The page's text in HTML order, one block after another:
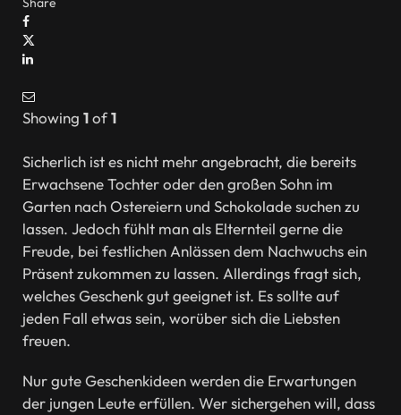
Showing 1of1
Sicherlich ist es nicht mehr angebracht, die bereits
Erwachsene Tochter oder den großen Sohn im
Garten nach Ostereiern und Schokolade suchen zu
lassen. Jedoch fühlt man als Elternteil gerne die
Freude, bei festlichen Anlässen dem Nachwuchs ein
Präsent zukommen zu lassen. Allerdings fragt sich,
welches Geschenk gut geeignet ist. Es sollte auf
jeden Fall etwas sein, worüber sich die Liebsten
freuen.
Nur gute Geschenkideen werden die Erwartungen
der jungen Leute erfüllen. Wer sichergehen will, dass